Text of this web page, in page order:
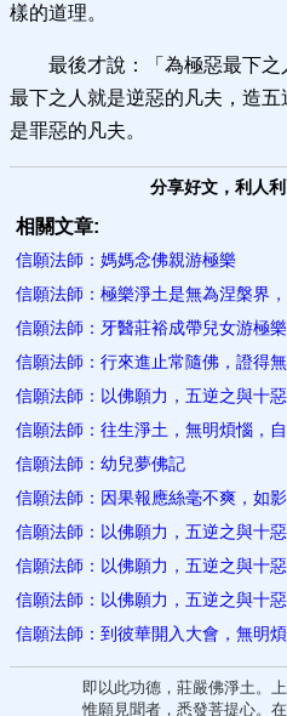
樣的道理。
最後才說：「為極惡最下
最下之人就是逆惡的凡夫，造
是罪惡的凡夫。
分享好文，利人
相關文章:
信願法師：媽媽念佛親游極樂
信願法師：極樂淨土是無為涅槃界
信願法師：牙醫莊裕成帶兒女游極樂
信願法師：行來進止常隨佛，證得
信願法師：以佛願力，五逆之與十
信願法師：往生淨土，無明煩惱，
信願法師：幼兒夢佛記
信願法師：因果報應絲毫不爽，如
信願法師：以佛願力，五逆之與十
信願法師：以佛願力，五逆之與十
信願法師：以佛願力，五逆之與十
信願法師：到彼華開入大會，無明
即以此功德，莊嚴佛淨土。
惟願見聞者，悉發菩提心。